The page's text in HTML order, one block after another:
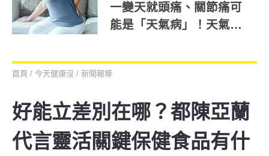
一變天就頭痛、關節痛可
能是「天氣病」！天氣病
善
首頁 / 今天健康沒 / 新聞報導
好能立差別在哪？都陳亞蘭
代言靈活關鍵保健食品有什